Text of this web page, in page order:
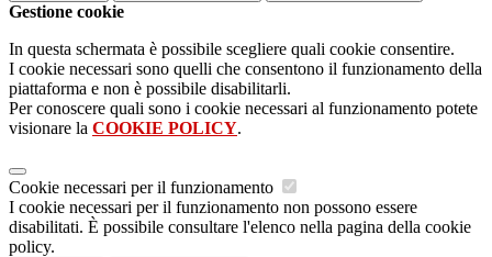
Gestione cookie
In questa schermata è possibile scegliere quali cookie consentire.
I cookie necessari sono quelli che consentono il funzionamento della
piattaforma e non è possibile disabilitarli.
Per conoscere quali sono i cookie necessari al funzionamento potete
visionare la COOKIE POLICY.
Cookie necessari per il funzionamento
I cookie necessari per il funzionamento non possono essere
disabilitati. È possibile consultare l'elenco nella pagina della cookie
policy.